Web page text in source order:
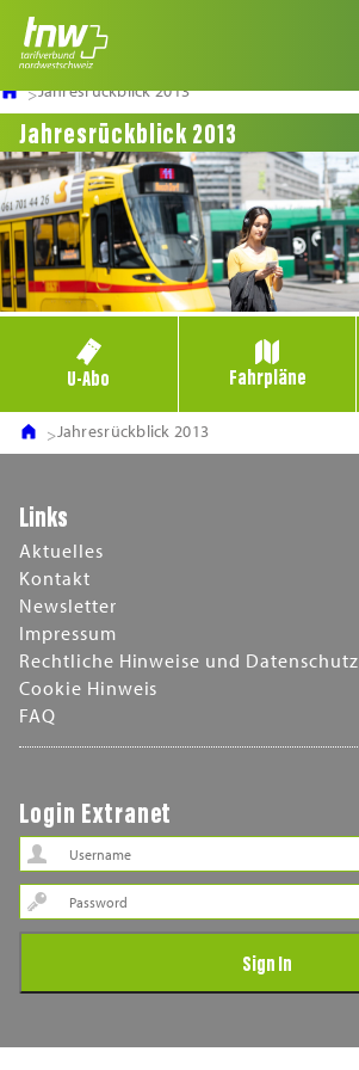
Jahresrückblick 2013
Jahresrückblick 2013
U-Abo Fahrpläne
Jahresrückblick 2013
Links
Aktuelles
Kontakt
Newsletter
Impressum
Rechtliche Hinweise und Datenschutz
Cookie Hinweis
FAQ
Login Extranet
Password
Sign In